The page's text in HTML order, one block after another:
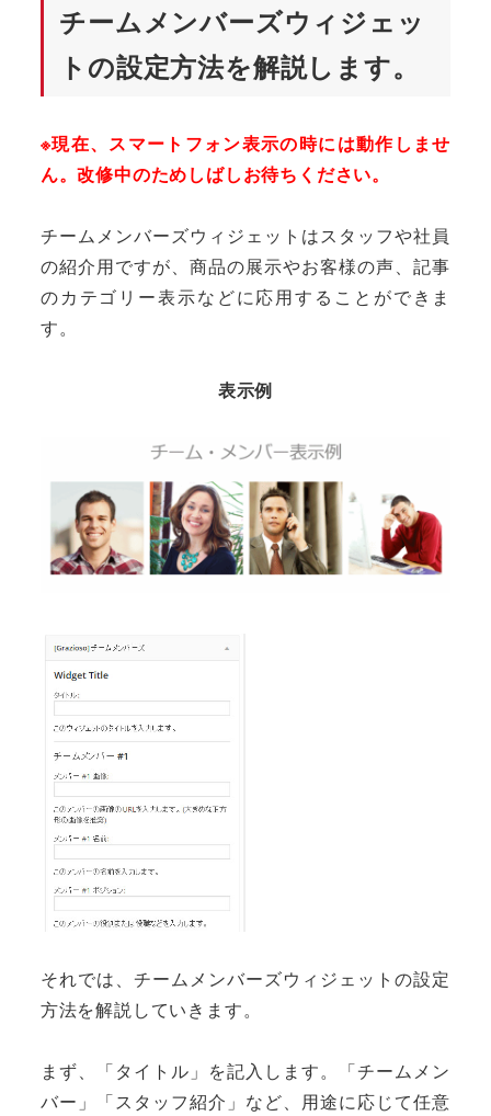
チームメンバーズウィジェッ
トの設定方法を解説します。
※現在、スマートフォン表示の時には動作しませ
ん。改修中のためしばしお待ちください。
チームメンバーズウィジェットはスタッフや社員
の紹介用ですが、商品の展示やお客様の声、記事
のカテゴリー表示などに応用することができま
す。
表示例
それでは、チームメンバーズウィジェットの設定
方法を解説していきます。
まず、「タイトル」を記入します。「チームメン
バー」「スタッフ紹介」など、用途に応じて任意